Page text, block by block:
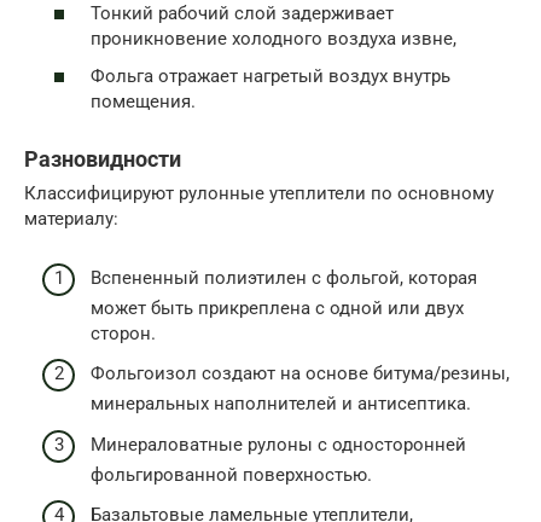
Тонкий рабочий слой задерживает
проникновение холодного воздуха извне,
Фольга отражает нагретый воздух внутрь
помещения.
Разновидности
Классифицируют рулонные утеплители по основному
материалу:
Вспененный полиэтилен с фольгой, которая
может быть прикреплена с одной или двух
сторон.
Фольгоизол создают на основе битума/резины,
минеральных наполнителей и антисептика.
Минераловатные рулоны с односторонней
фольгированной поверхностью.
Базальтовые ламельные утеплители,